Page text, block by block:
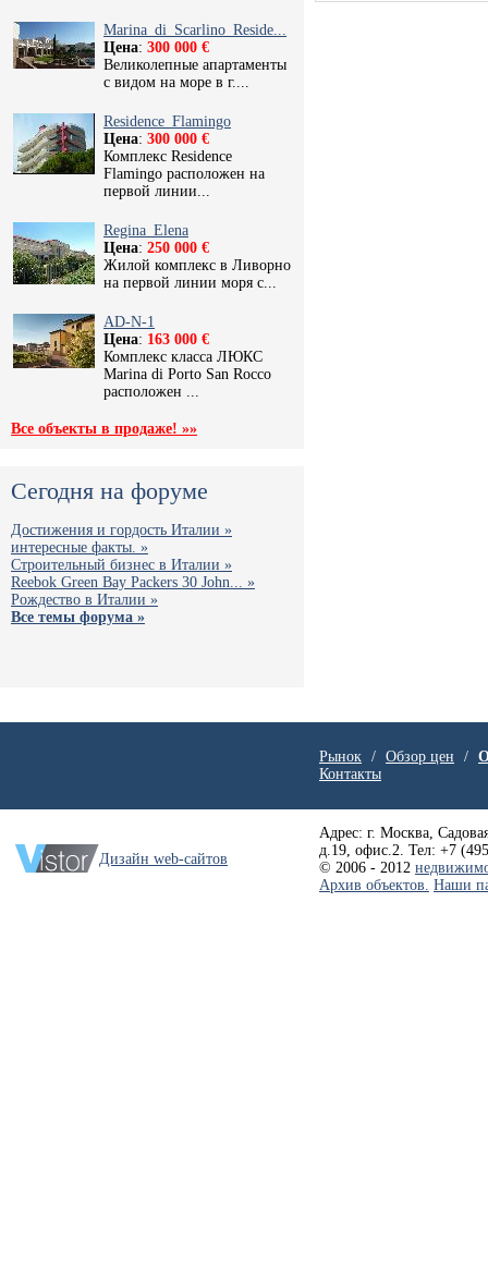
Marina_di_Scarlino_Reside...
Цена: 300 000 €
Великолепные апартаменты
с видом на море в г....
Residence_Flamingo
Цена: 300 000 €
Комплекс Residence
Flamingo расположен на
первой линии...
Regina_Elena
Цена: 250 000 €
Жилой комплекс в Ливорно
на первой линии моря с...
AD-N-1
Цена: 163 000 €
Комплекс класса ЛЮКС
Marina di Porto San Rocco
расположен ...
Все объекты в продаже! »»
Сегодня на форуме
Достижения и гордость Италии »
интересные факты. »
Строительный бизнес в Италии »
Reebok Green Bay Packers 30 John... »
Рождество в Италии »
Все темы форума »
Рынок / Обзор цен /
Контакты
Дизайн web-сайтов
Адрес: г. Москва,
д.19, офис.2. Тел: +7
© 2006 - 2012
Архив объектов. Наши